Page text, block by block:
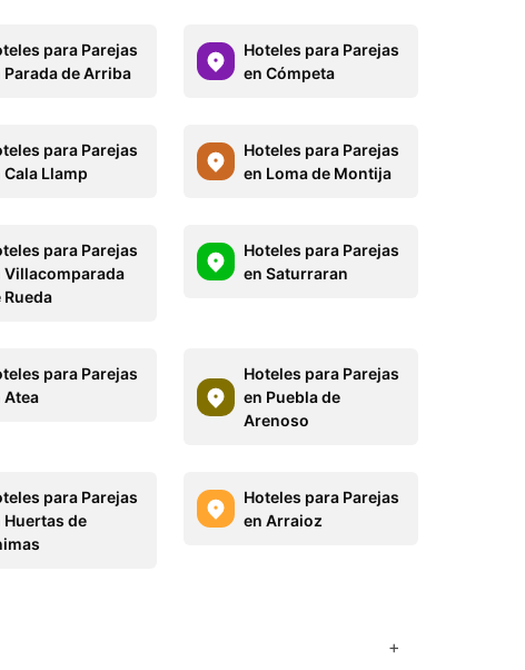
para Parejas
Parada de Arriba
Hoteles para Parejas
en Cómpeta
para Parejas
Cala Llamp
Hoteles para Parejas
en Loma de Montija
para Parejas
Villacomparada
Rueda
Hoteles para Parejas
en Saturraran
para Parejas
Atea
Hoteles para Parejas
en Puebla de
Arenoso
para Parejas
Huertas de
Hoteles para Parejas
en Arraioz
+